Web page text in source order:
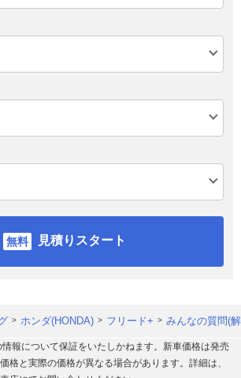
見積りスタート
ホンダ(HONDA) フリード+ みんなの質問(
報について保証をいたしかねます。新車価格は発売
格と実際の価格が異なる場合があります。詳細は、